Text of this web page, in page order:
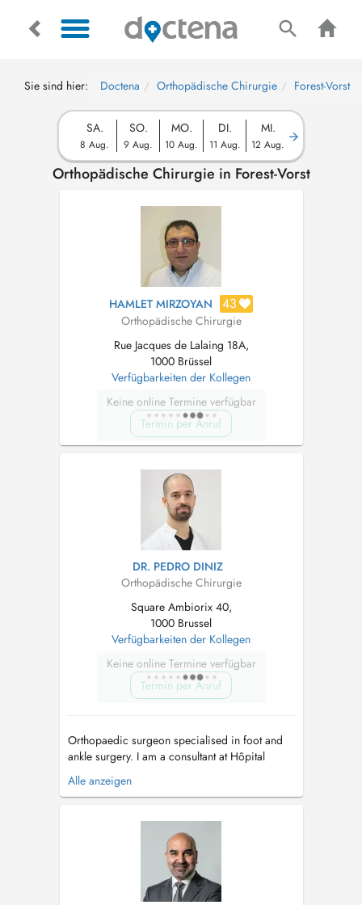
Sie sind hier: Doctena Orthopädische Chirurgie Forest-Vorst
SA.
8 Aug.
SO.
9 Aug.
MO.
10 Aug.
DI.
11 Aug.
MI.
12 Aug.
Orthopädische Chirurgie in Forest-Vorst
HAMLET MIRZOYAN 43
Orthopädische Chirurgie
Rue Jacques de Lalaing 18A,
1000 Brüssel
Verfügbarkeiten der Kollegen
Keine online Termine verfügbar
Termin per Anruf
DR. PEDRO DINIZ
Orthopädische Chirurgie
Square Ambiorix 40,
1000 Brussel
Verfügbarkeiten der Kollegen
Keine online Termine verfügbar
Termin per Anruf
Orthopaedic surgeon specialised in foot and
ankle surgery. I am a consultant at Hôpital
Erasme and associate head of department at
CHU Brugmann. I manage the full spectrum of
ankle sprains, chronic ankle instability, Achilles
tendon pathologies, hallux val...
Alle anzeigen